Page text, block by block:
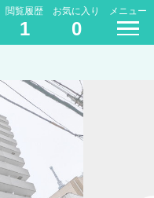
閲覧履歴
1
お気に入り
0
メニュー